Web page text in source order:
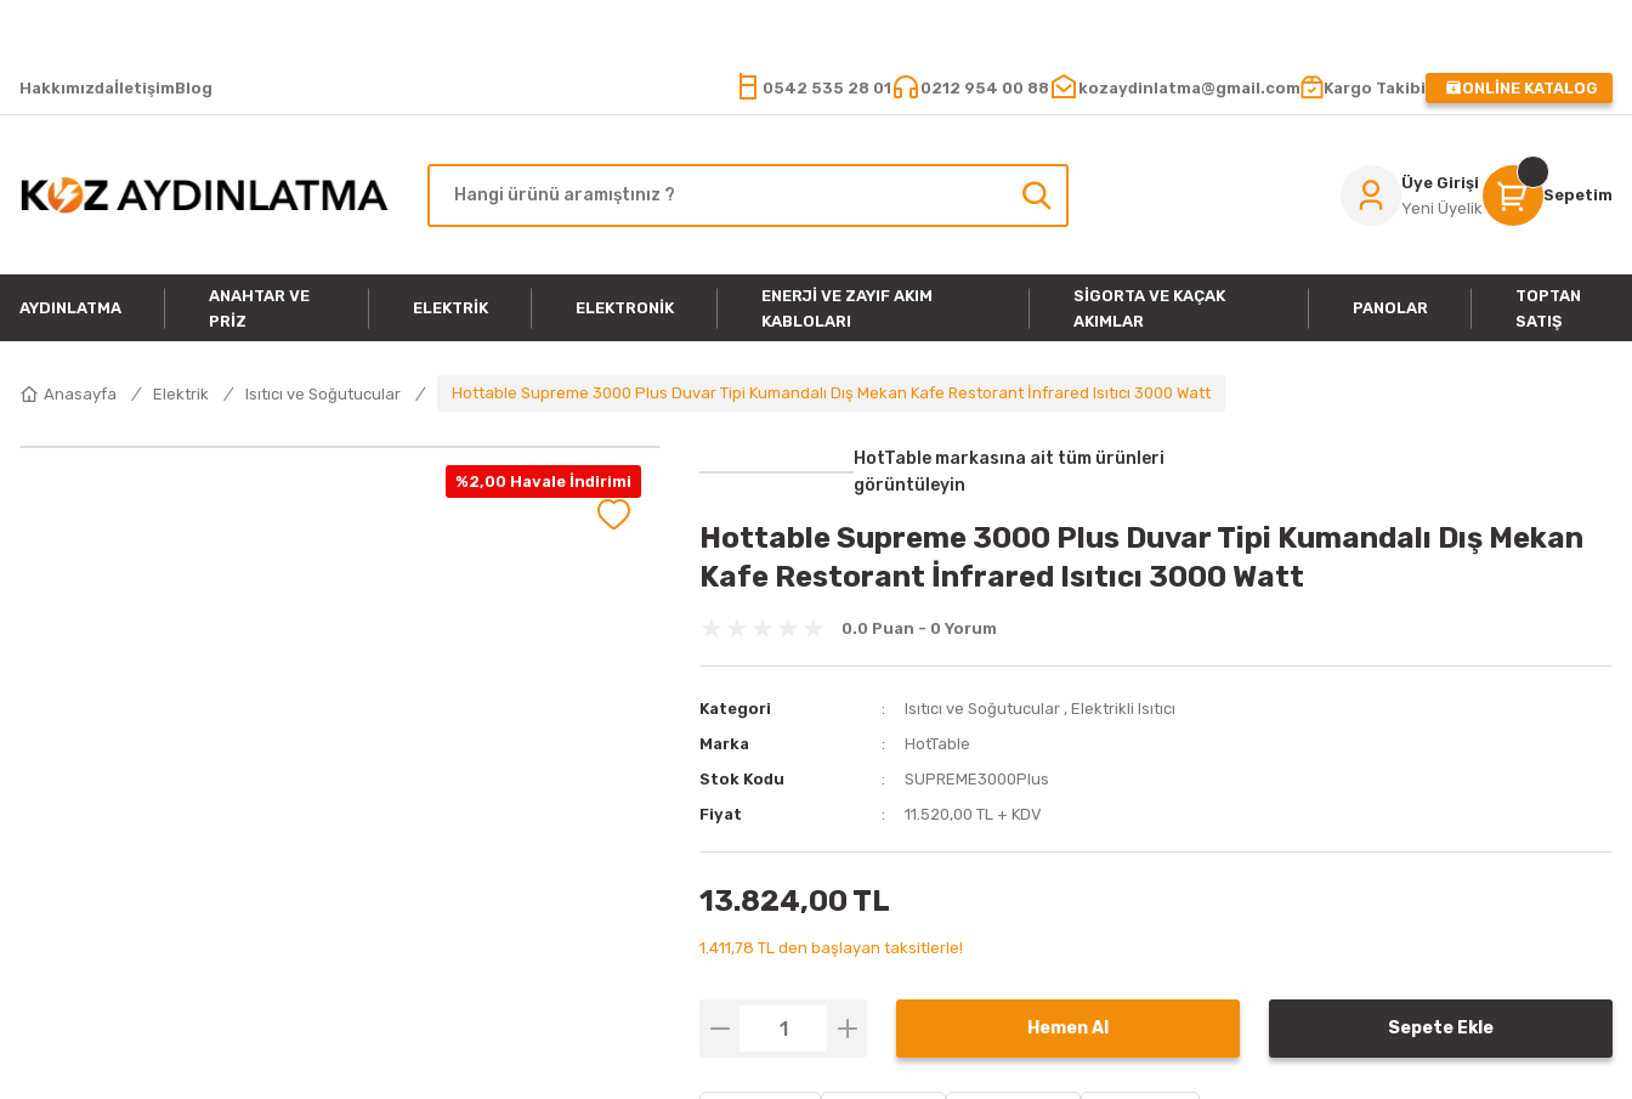
HakkımızdaİletişimBlog 0542 535 28 01 0212 954 00 88 kozaydinlatma@gmail.com Kargo Takibi ONLİNE KATALOG
Üye Girişi
Yeni Üyelik
Sepetim
AYDINLATMA
ANAHTAR VE
PRIZ
ELEKTRIK ELEKTRONIK
ENERJI VE ZAYIF AKIM
KABLOLARI
SIGORTA VE KAÇAK
AKIMLAR
PANOLAR
TOPTAN
SATIŞ
Anasayfa Elektrik Isıtıcı ve Soğutucular Hottable Supreme 3000 Plus Duvar Tipi Kumandalı Dış Mekan Kafe Restorant İnfrared Isıtıcı 3000 Watt
%2,00 Havale İndirimi
HotTable markasına ait tüm ürünleri
görüntüleyin
Hottable Supreme 3000 Plus Duvar Tipi Kumandalı Dış Mekan
Kafe Restorant İnfrared Isıtıcı 3000 Watt
0.0 Puan - 0 Yorum
Kategori Isıtıcı ve Soğutucular ,Elektrikli Isıtıcı
Marka
HotTable
Stok Kodu
SUPREME3000Plus
Fiyat
11.520,00 TL + KDV
13.824,00 TL
1.411,78 TL den başlayan taksitlerle!
Hemen Al Sepete Ekle